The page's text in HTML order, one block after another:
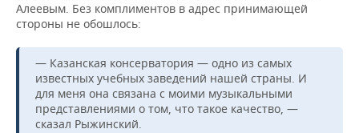
Алеевым. Без комплиментов в адрес принимающей
стороны не обошлось:
— Казанская консерватория — одно из самых
известных учебных заведений нашей страны. И
для меня она связана с моими музыкальными
представлениями о том, что такое качество, —
сказал Рыжинский.